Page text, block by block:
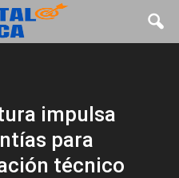
impulsa
para
técnico